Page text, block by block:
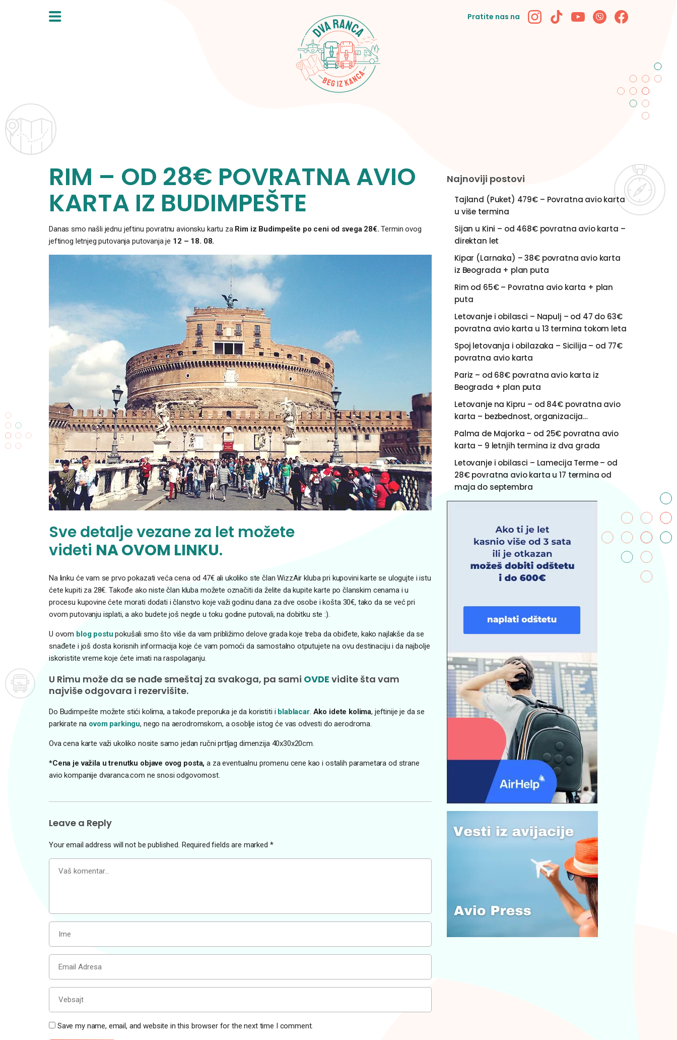
Pratite nas na
RIM – OD 28€ POVRATNA AVIO
KARTA IZ BUDIMPEŠTE
Danas smo našli jednu jeftinu povratnu avionsku kartu za Rim iz Budimpešte po ceni od svega 28€.Termin ovog
jeftinog letnjeg putovanja putovanja je 12 – 18. 08.
Sve detalje vezane za let možete
videti NAOVOM LINKU.
Na linku će vam se prvo pokazati veća cena od 47€ ali ukoliko ste član WizzAir kluba pri kupovini karte se ulogujte i istu
ćete kupiti za 28€. Takođe ako niste član kluba možete označiti da želite da kupite karte po članskim cenama i u
procesu kupovine ćete morati dodati i članstvo koje važi godinu dana za dve osobe i košta 30€, tako da se već pri
ovom putovanju isplati, a ako budete još negde u toku godine putovali, na dobitku ste :).
U ovom blog postu pokušali smo što više da vam približimo delove grada koje treba da obiđete, kako najlakše da se
snađete i još dosta korisnih informacija koje će vam pomoći da samostalno otputujete na ovu destinaciju i da najbolje
iskoristite vreme koje ćete imati na raspolaganju.
U Rimu može da se nađe smeštaj za svakoga, pa sami OVDE vidite šta vam
najviše odgovara i rezervišite.
Do Budimpešte možete stići kolima, a takođe preporuka je da koristiti i blablacar. Ako idete kolima, jeftinije je da se
parkirate na ovom parkingu, nego na aerodromskom, a osoblje istog će vas odvesti do aerodroma.
Ova cena karte važi ukoliko nosite samo jedan ručni prtljag dimenzija 40x30x20cm.
*Cena je važila u trenutku objave ovog posta, a za eventualnu promenu cene kao i ostalih parametara od strane
avio kompanije dvaranca.com ne snosi odgovornost.
Leave a Reply
Your email address will not be published. Required fields are marked *
Save my name, email, and website in this browser for the next time I comment.
Najnoviji postovi
Tajland (Puket) 479€ – Povratna avio karta
u više termina
Sijan u Kini – od 468€ povratna avio karta –
direktan let
Kipar (Larnaka) – 38€ povratna avio karta
iz Beograda + plan puta
Rim od 65€ – Povratna avio karta + plan
puta
Letovanje i obilasci – Napulj – od 47 do 63€
povratna avio karta u 13 termina tokom leta
Spoj letovanja i obilazaka – Sicilija – od 77€
povratna avio karta
Pariz – od 68€ povratna avio karta iz
Beograda + plan puta
Letovanje na Kipru – od 84€ povratna avio
karta – bezbednost, organizacija…
Palma de Majorka – od 25€ povratna avio
karta – 9 letnjih termina iz dva grada
Letovanje i obilasci – Lamecija Terme – od
28€ povratna avio karta u 17 termina od
maja do septembra